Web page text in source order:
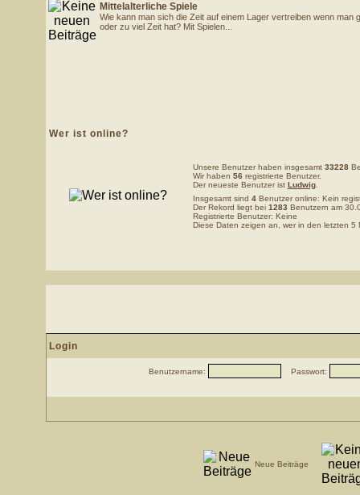
Mittelalterliche Spiele
Wie kann man sich die Zeit auf einem Lager vertreiben wenn man
oder zu viel Zeit hat? Mit Spielen...
Wer ist online?
Unsere Benutzer haben insgesamt 33228
Wir haben 56 registrierte Benutzer.
Der neueste Benutzer ist Ludwig.
Insgesamt sind 4Benutzer online: Kein
Der Rekord liegt bei 1283 Benutzern am
Registrierte Benutzer: Keine
Diese Daten zeigen an, wer in den letzten 5
Login
Benutzername: Passwort:
Neue Beiträge